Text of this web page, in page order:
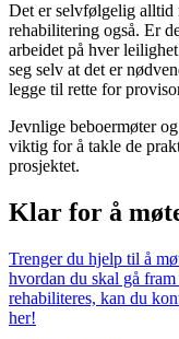
Det er selvfølgelig alltid
rehabilitering også. Er
arbeidet på hver
seg selv at det er
legge til rette for
Jevnlige beboermøter
viktig for å takle de
prosjektet.
Klar for å
Trenger du hjelp til å
hvordan du skal gå
rehabiliteres, kan du
her!